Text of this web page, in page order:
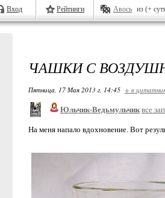
Вход Рейтинги Авось из (+
ЧАШКИ С
Пятница, 17 Мая 2013 г. 14:45 + в
Юльчик-Ведьмульчик все
На меня напало вдохновение. Вот